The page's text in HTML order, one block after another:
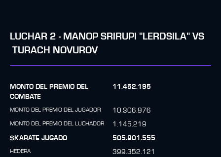
LUCHAR 2 - MANOP SRIRUPI "LERDSILA" VS
TURACH NOVUROV
MONTO DEL PREMIO DEL
COMBATE
11.452.195
MONTO DEL PREMIO DEL JUGADOR 10.306.976
MONTO DEL PREMIO DEL LUCHADOR
1.145.219
$KARATE JUGADO
505.801.555
HEDERA 399.352.121